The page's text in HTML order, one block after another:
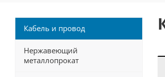
Кабель и провод
Нержавеющий
металлопрокат